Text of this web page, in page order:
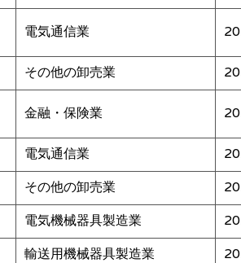
電気通信業
その他の卸売業
金融・保険業
電気通信業
その他の卸売業
電気機械器具製造業
輸送用機械器具製造業